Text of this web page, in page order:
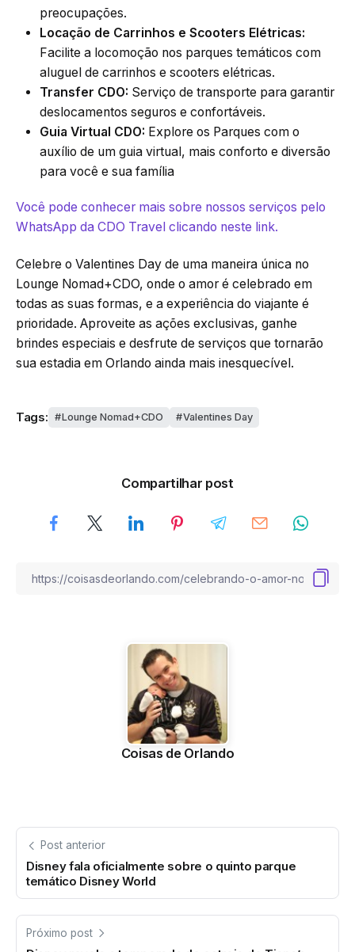
preocupações.
Locação de Carrinhos e Scooters Elétricas:
Facilite a locomoção nos parques temáticos com
aluguel de carrinhos e scooters elétricas.
Transfer CDO: Serviço de transporte para garantir
deslocamentos seguros e confortáveis.
Guia Virtual CDO: Explore os Parques com o
auxílio de um guia virtual, mais conforto e diversão
para você e sua família
Você pode conhecer mais sobre nossos serviços pelo
WhatsApp da CDO Travel clicando neste link.
Celebre o Valentines Day de uma maneira única no
Lounge Nomad+CDO, onde o amor é celebrado em
todas as suas formas, e a experiência do viajante é
prioridade. Aproveite as ações exclusivas, ganhe
brindes especiais e desfrute de serviços que tornarão
sua estadia em Orlando ainda mais inesquecível.
Tags: Lounge Nomad+CDO Valentines Day
Compartilhar post
Coisas de Orlando
Post anterior
Disney fala oficialmente sobre o quinto parque
temático Disney World
Próximo post